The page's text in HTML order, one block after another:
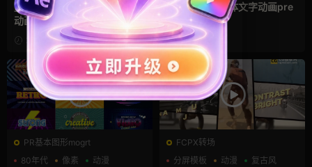
复古美式卡通动漫游戏3D文本
动画ae标题模板
2024-01-22
卡通3D标题字体文字动画pre
miere模板
2024-01-22
PR基本图形mogrt
80年代
像素 动漫
FCPX转场
分屏模板
动漫 复古风